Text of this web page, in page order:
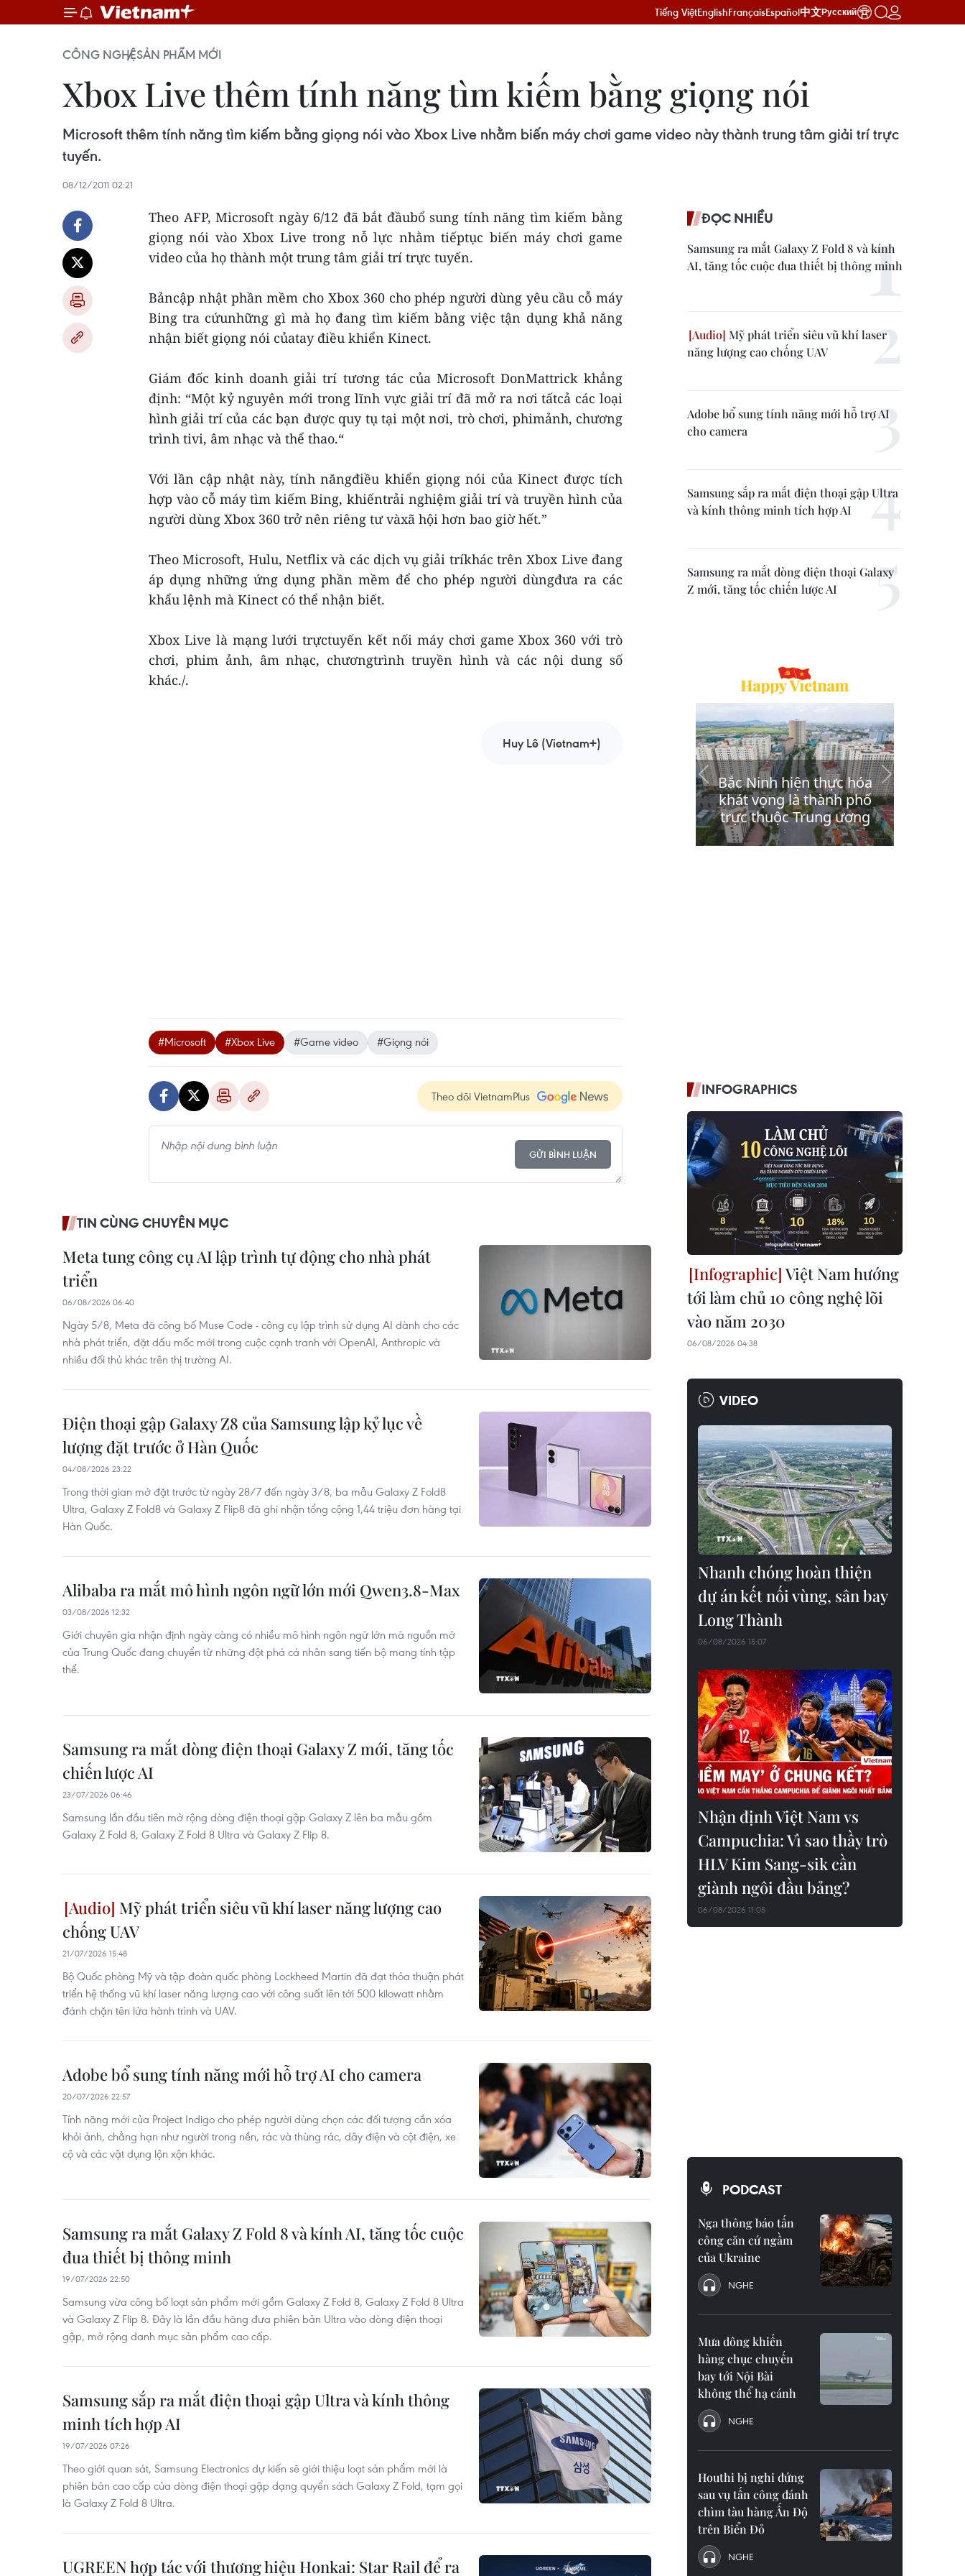
Tiếng ViệtEnglishFrançaisEspañol中文Русский
CÔNG NGHỆSẢN PHẨM MỚI
Xbox Live thêm tính năng tìm kiếm bằng giọng nói
Microsoft thêm tính năng tìm kiếm bằng giọng nói vào Xbox Live nhằm biến máy chơi game video này thành trung tâm giải trí trực
tuyến.
08/12/2011 02:21
Theo AFP, Microsoft ngày 6/12 đã bắt đầubổ sung tính năng tìm kiếm bằng
giọng nói vào Xbox Live trong nỗ lực nhằm tiếptục biến máy chơi game
video của họ thành một trung tâm giải trí trực tuyến.
Bảncập nhật phần mềm cho Xbox 360 cho phép người dùng yêu cầu cỗ máy
Bing tra cứunhững gì mà họ đang tìm kiếm bằng việc tận dụng khả năng
nhận biết giọng nói củatay điều khiển Kinect.
Giám đốc kinh doanh giải trí tương tác của Microsoft DonMattrick khẳng
định: “Một kỷ nguyên mới trong lĩnh vực giải trí đã mở ra nơi tấtcả các loại
hình giải trí của các bạn được quy tụ tại một nơi, trò chơi, phimảnh, chương
trình tivi, âm nhạc và thể thao.“
Với lần cập nhật này, tính năngđiều khiển giọng nói của Kinect được tích
hợp vào cỗ máy tìm kiếm Bing, khiếntrải nghiệm giải trí và truyền hình của
người dùng Xbox 360 trở nên riêng tư vàxã hội hơn bao giờ hết.”
Theo Microsoft, Hulu, Netflix và các dịch vụ giải tríkhác trên Xbox Live đang
áp dụng những ứng dụng phần mềm để cho phép người dùngđưa ra các
khẩu lệnh mà Kinect có thể nhận biết.
Xbox Live là mạng lưới trựctuyến kết nối máy chơi game Xbox 360 với trò
chơi, phim ảnh, âm nhạc, chươngtrình truyền hình và các nội dung số
khác./.
Huy Lê (Vietnam+)
#Microsoft #Xbox Live #Game video #Giọng nói
Theo dõi VietnamPlus
GỬI BÌNH LUẬN
TIN CÙNG CHUYÊN MỤC
Meta tung công cụ AI lập trình tự động cho nhà phát
triển
06/08/2026 06:40
Ngày 5/8, Meta đã công bố Muse Code - công cụ lập trình sử dụng AI dành cho các
nhà phát triển, đặt dấu mốc mới trong cuộc cạnh tranh với OpenAI, Anthropic và
nhiều đối thủ khác trên thị trường AI.
Điện thoại gập Galaxy Z8 của Samsung lập kỷ lục về
lượng đặt trước ở Hàn Quốc ​
04/08/2026 23:22
Trong thời gian mở đặt trước từ ngày 28/7 đến ngày 3/8, ba mẫu Galaxy Z Fold8
Ultra, Galaxy Z Fold8 và Galaxy Z Flip8 đã ghi nhận tổng cộng 1,44 triệu đơn hàng tại
Hàn Quốc.
Alibaba ra mắt mô hình ngôn ngữ lớn mới Qwen3.8-Max
03/08/2026 12:32
Giới chuyên gia nhận định ngày càng có nhiều mô hình ngôn ngữ lớn mã nguồn mở
của Trung Quốc đang chuyển từ những đột phá cá nhân sang tiến bộ mang tính tập
thể.
Samsung ra mắt dòng điện thoại Galaxy Z mới, tăng tốc
chiến lược AI
23/07/2026 06:46
Samsung lần đầu tiên mở rộng dòng điện thoại gập Galaxy Z lên ba mẫu gồm
Galaxy Z Fold 8, Galaxy Z Fold 8 Ultra và Galaxy Z Flip 8.
Mỹ phát triển siêu vũ khí laser năng lượng cao
chống UAV
21/07/2026 15:48
Bộ Quốc phòng Mỹ và tập đoàn quốc phòng Lockheed Martin đã đạt thỏa thuận phát
triển hệ thống vũ khí laser năng lượng cao với công suất lên tới 500 kilowatt nhằm
đánh chặn tên lửa hành trình và UAV.
Adobe bổ sung tính năng mới hỗ trợ AI cho camera
20/07/2026 22:57
Tính năng mới của Project Indigo cho phép người dùng chọn các đối tượng cần xóa
khỏi ảnh, chẳng hạn như người trong nền, rác và thùng rác, dây điện và cột điện, xe
cộ và các vật dụng lộn xộn khác.
Samsung ra mắt Galaxy Z Fold 8 và kính AI, tăng tốc cuộc
đua thiết bị thông minh
19/07/2026 22:50
Samsung vừa công bố loạt sản phẩm mới gồm Galaxy Z Fold 8, Galaxy Z Fold 8 Ultra
và Galaxy Z Flip 8. Đây là lần đầu hãng đưa phiên bản Ultra vào dòng điện thoại
gập, mở rộng danh mục sản phẩm cao cấp.
Samsung sắp ra mắt điện thoại gập Ultra và kính thông
minh tích hợp AI
19/07/2026 07:26
Theo giới quan sát, Samsung Electronics dự kiến sẽ giới thiệu loạt sản phẩm mới là
phiên bản cao cấp của dòng điện thoại gập dạng quyển sách Galaxy Z Fold, tạm gọi
là Galaxy Z Fold 8 Ultra.
UGREEN hợp tác với thương hiệu Honkai: Star Rail để ra
ĐỌC NHIỀU
Samsung ra mắt Galaxy Z Fold 8 và kính
AI, tăng tốc cuộc đua thiết bị thông minh
Mỹ phát triển siêu vũ khí laser
năng lượng cao chống UAV
Adobe bổ sung tính năng mới hỗ trợ AI
cho camera
Samsung sắp ra mắt điện thoại gập Ultra
và kính thông minh tích hợp AI
Samsung ra mắt dòng điện thoại Galaxy
Z mới, tăng tốc chiến lược AI
INFOGRAPHICS
Việt Nam hướng
tới làm chủ 10 công nghệ lõi
vào năm 2030
06/08/2026 04:38
VIDEO
Nhanh chóng hoàn thiện
dự án kết nối vùng, sân bay
Long Thành
06/08/2026 15:07
Nhận định Việt Nam vs
Campuchia: Vì sao thầy trò
HLV Kim Sang-sik cần
giành ngôi đầu bảng?
06/08/2026 11:05
PODCAST
Nga thông báo tấn
công căn cứ ngầm
của Ukraine
NGHE
Mưa dông khiến
hàng chục chuyến
bay tới Nội Bài
không thể hạ cánh
NGHE
Houthi bị nghi đứng
sau vụ tấn công đánh
chìm tàu hàng Ấn Độ
trên Biển Đỏ
NGHE